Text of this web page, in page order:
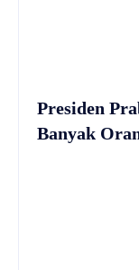
Presiden
Banyak